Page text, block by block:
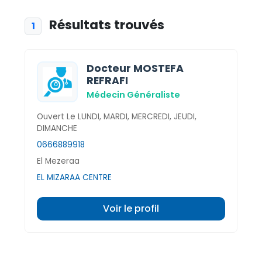
1 Résultats trouvés
Docteur MOSTEFA
REFRAFI
Médecin Généraliste
Ouvert Le LUNDI, MARDI, MERCREDI, JEUDI,
DIMANCHE
0666889918
El Mezeraa
EL MIZARAA CENTRE
Voir le profil